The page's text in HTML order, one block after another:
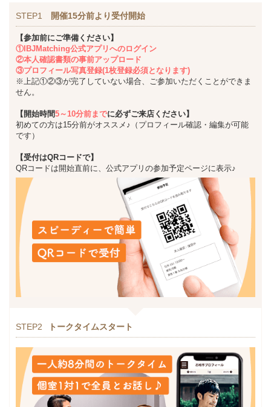
STEP1 開催15分前より受付開始
【参加前にご準備ください】
①IBJMatching公式アプリへのログイン
②本人確認書類の事前アップロード
③プロフィール写真登録(1枚登録必須となります)
※上記①②③が完了していない場合、ご参加いただくことができま
せん。
【開始時間5～10分前までに必ずご来店ください】
初めての方は15分前がオススメ♪（プロフィール確認・編集が可能
です）
【受付はQRコードで】
QRコードは開始直前に、公式アプリの参加予定ページに表示♪
STEP2 トークタイムスタート